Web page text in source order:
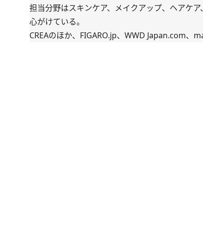
担当分野はスキンケア、メイクアップ、ヘアケ
心がけている。
CREAのほか、FIGARO.jp、WWD Japan.com、